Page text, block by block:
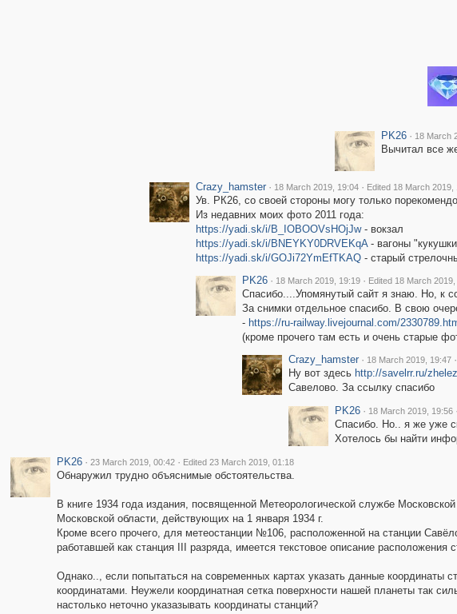
PK26 · 18 March
Вычитал все
Crazy_hamster · 18 March 2019, 19:04 · Edited 18 March 2019,
Ув. РК26, со своей стороны могу только
Из недавних моих фото 2011 года:
https://yadi.sk/i/B_IOBOOVsHOjJw- вокзал
https://yadi.sk/i/BNEYKY0DRVEKqA- вагоны
https://yadi.sk/i/GOJi72YmEfTKAQ- старый
PK26 · 18 March 2019, 19:19 · Edited 18 March
Спасибо....Упомянутый сайт я знаю. Но, к
За снимки отдельное спасибо. В свою
- https://ru-railway.livejournal.com/
(кроме прочего там есть и очень старые
Crazy_hamster · 18 March 2019, 19:47 ·
Ну вот здесь http://savelrr.ru/
Савелово. За ссылку спасибо
PK26 · 18 March 2019, 19:56 ·
Спасибо. Но.. я же уже
Хотелось бы найти
PK26 · 23 March 2019, 00:42 · Edited 23 March 2019, 01:18
Обнаружил трудно объяснимые обстоятельства.
В книге 1934 года издания, посвященной Метеорологической службе
Московской области, действующих на 1 января 1934 г.
Кроме всего прочего, для метеостанции №106, расположенной на станции
работавшей как станция III разряда, имеется текстовое описание расположения
Однако.., если попытаться на современных картах указать данные координаты
координатами. Неужели координатная сетка поверхности нашей планеты так
настолько неточно указазывать координаты станций?